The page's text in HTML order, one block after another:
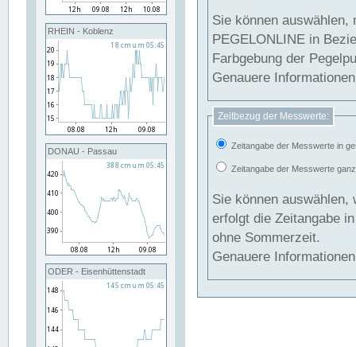
RHEIN - Koblenz
DONAU - Passau
ODER - Eisenhüttenstadt
Sie können
PEGELONLINE in Beziehung
Farbgebung der
Genauere
Zeitbezug der Messwerte:
Zeitangabe der Messwerte in
Zeitangabe der Messwerte
Sie können auswählen,
erfolgt die Zeitangabe
ohne Sommerzeit.
Genauere